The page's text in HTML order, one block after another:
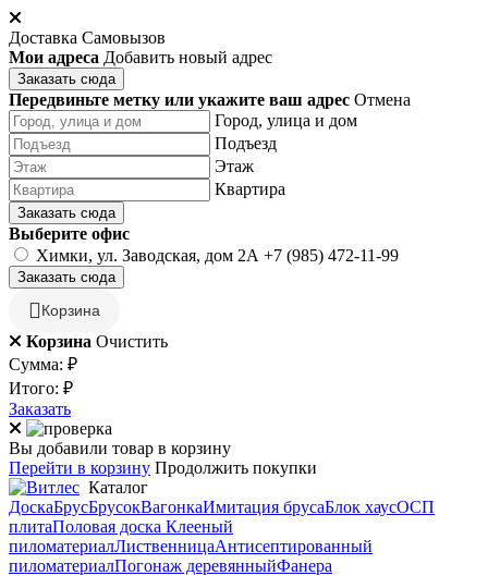
Доставка Самовызов
Мои адреса Добавить новый адрес
Заказать сюда
Передвиньте метку или укажите ваш адрес Отмена
Город, улица и дом
Подъезд
Этаж
Квартира
Заказать сюда
Выберите офис
Химки, ул. Заводская, дом 2А +7 (985) 472-11-99
Заказать сюда
Корзина
Корзина Очистить
Сумма: ₽
Итого: ₽
Заказать
Вы добавили товар в корзину
Перейти в корзину Продолжить покупки
Каталог
ДоскаБрусБрусокВагонкаИмитация брусаБлок хаусОСП
плитаПоловая доска Клееный
пиломатериалЛиственницаАнтисептированный
пиломатериалПогонаж деревянныйФанера